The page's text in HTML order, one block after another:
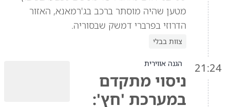
מטען שהיה מוסתר ברכב בג'רמאנא, האזור
הדרוזי בפרברי דמשק שבסוריה.
צוות בבלי
21:24 הגנה אווירית
ניסוי מתקדם
במערכת 'חץ':